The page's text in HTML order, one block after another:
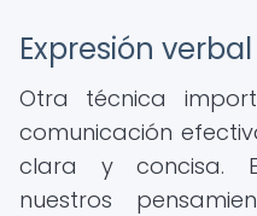
Expresión
Otra técnica
comunicación
clara y concisa.
nuestros